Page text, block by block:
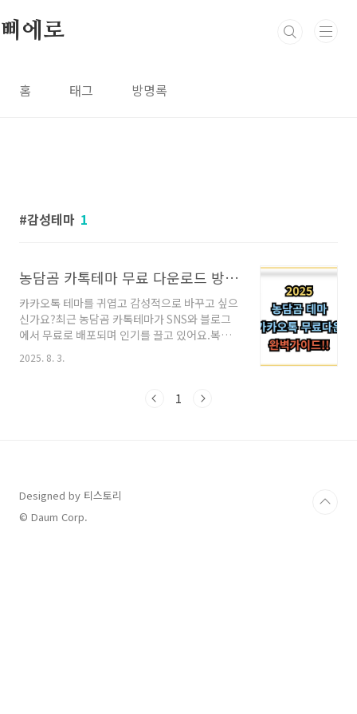
삐에로
홈 태그 방명록
감성테마 1
농담곰 카톡테마 무료 다운로드 방법 총정리!!
카카오톡 테마를 귀엽고 감성적으로 바꾸고 싶으
신가요?최근 농담곰 카톡테마가 SNS와 블로그
에서 무료로 배포되며 인기를 끌고 있어요.복잡
한 과정 없이 간편하게 바꿀 수 있는 다운로드 및
적용 방법, 지금 알려드릴게요.농담곰 카톡테마
많은 사람들의 사랑을 받고 있는 캐릭터입니다.
그, 인스타그램 등을 통해 .ktheme 형식으로 무
료 배포 중입니다.테마 모음 블로그에서는 종류
별로 정리해두어 쉽게 찾을 수 있어요.방귀 농담
2025. 8. 3.
1
Designed by 티스토리
© Daum Corp.